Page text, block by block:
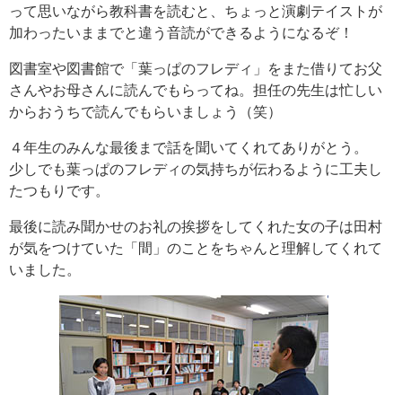
って思いながら教科書を読むと、ちょっと演劇テイストが
加わったいままでと違う音読ができるようになるぞ！
図書室や図書館で「葉っぱのフレディ」をまた借りてお父
さんやお母さんに読んでもらってね。担任の先生は忙しい
からおうちで読んでもらいましょう（笑）
４年生のみんな最後まで話を聞いてくれてありがとう。
少しでも葉っぱのフレディの気持ちが伝わるように工夫し
たつもりです。
最後に読み聞かせのお礼の挨拶をしてくれた女の子は田村
が気をつけていた「間」のことをちゃんと理解してくれて
いました。